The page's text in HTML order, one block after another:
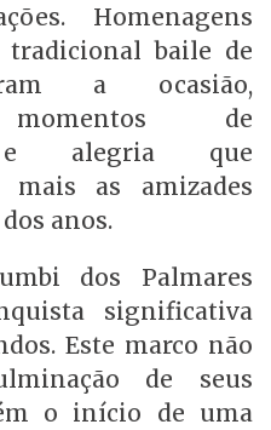
Homenagens
baile de
a ocasião,
momentos de
e alegria que
mais as amizades
anos.
dos Palmares
significativa
Este marco não
de seus
o início de uma